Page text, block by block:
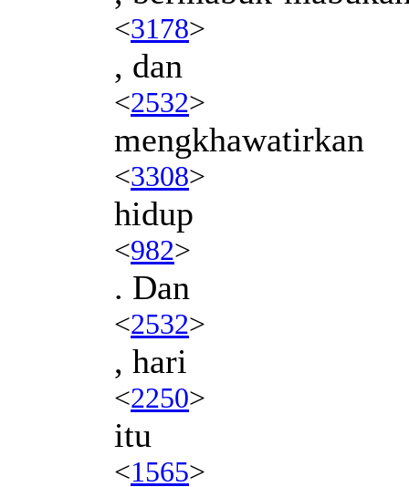
<3178>
, dan
<2532>
mengkhawatirkan
<3308>
hidup
<982>
. Dan
<2532>
, hari
<2250>
itu
<1565>